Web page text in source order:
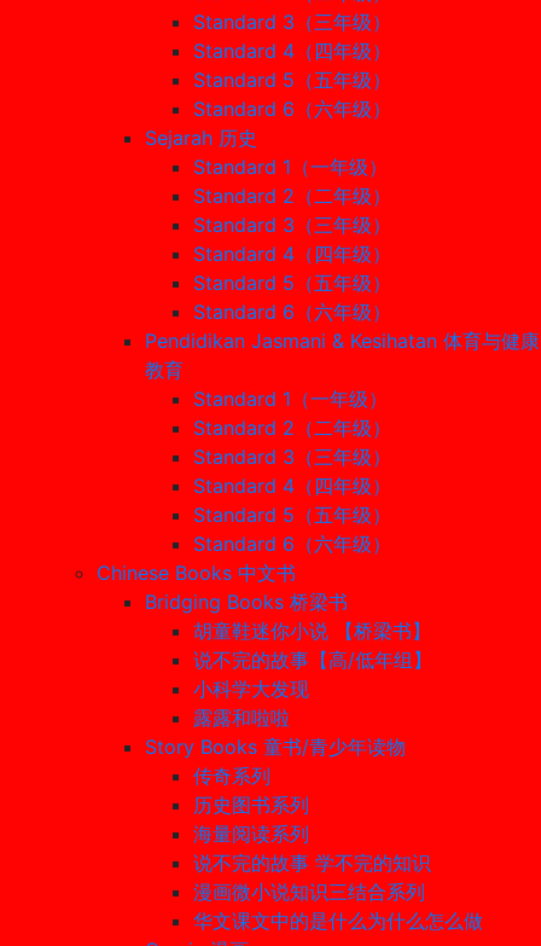
Standard 3（三年级）
Standard 4（四年级）
Standard 5（五年级）
Standard 6（六年级）
Sejarah 历史
Standard 1（一年级）
Standard 2（二年级）
Standard 3（三年级）
Standard 4（四年级）
Standard 5（五年级）
Standard 6（六年级）
Pendidikan Jasmani & Kesihatan 体育与健康
教育
Standard 1（一年级）
Standard 2（二年级）
Standard 3（三年级）
Standard 4（四年级）
Standard 5（五年级）
Standard 6（六年级）
Chinese Books 中文书
Bridging Books 桥梁书
胡童鞋迷你小说 【桥梁书】
说不完的故事【高/低年组】
小科学大发现
露露和啦啦
Story Books 童书/青少年读物
传奇系列
历史图书系列
海量阅读系列
说不完的故事 学不完的知识
漫画微小说知识三结合系列
华文课文中的是什么为什么怎么做